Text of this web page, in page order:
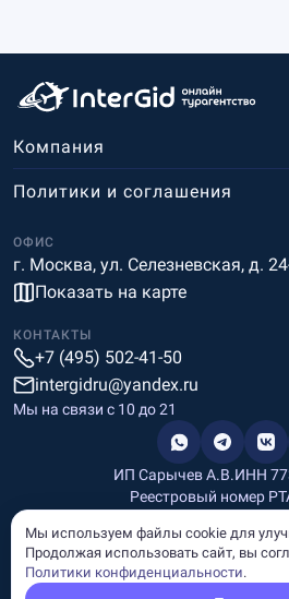
Компания
ОФИС
г. Москва, ул. Селезневская, д.
Показать на карте
Политики и соглашения
КОНТАКТЫ
+7 (495) 502-41-50
intergidru@yandex.ru
Мы на связи c 10 до 21
ИП Сарычев А.В.ИНН
Реестровый номер
Информация, размещённая на
характер и не является рекламой
Мы используем файлы cookie для
Продолжая использовать сайт, вы
Политики конфиденциальности.